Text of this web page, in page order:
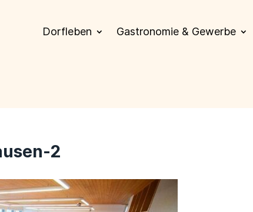
Dorfleben Gastronomie & Gewerbe
2